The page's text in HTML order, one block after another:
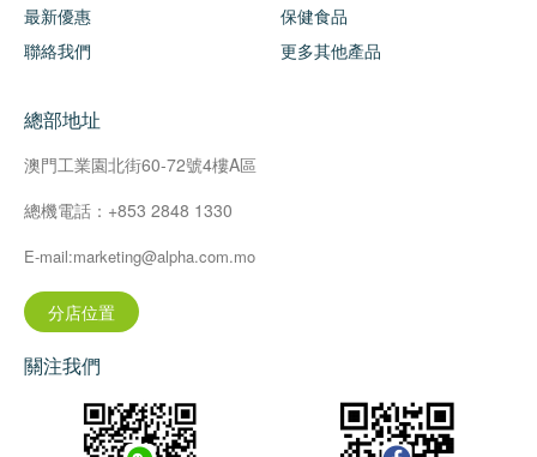
最新優惠
聯絡我們
保健食品
更多其他產品
總部地址
澳門工業園北街60-72號4樓A區
總機電話：+853 2848 1330
E-mail:marketing@alpha.com.mo
分店位置
關注我們